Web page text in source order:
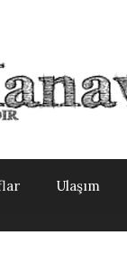
Ulaşım